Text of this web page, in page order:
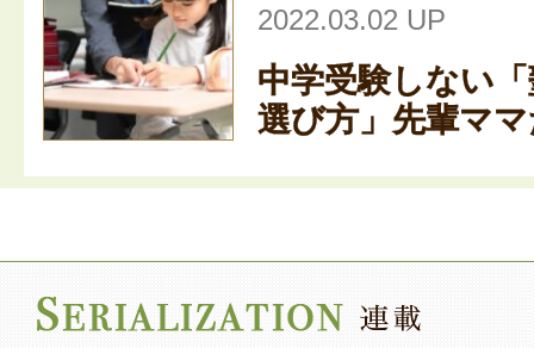
2022.03.02 UP
中学受験しない
選び方」先輩マ